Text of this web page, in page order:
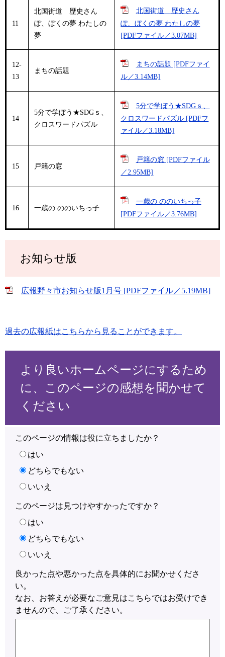
11
北国街道 歴史さん
ぽ、ぼくの夢 わたしの
夢
北国街道 歴史さん
ぽ、ぼくの夢 わたしの夢
[PDFファイル／3.07MB]
12-
13
まちの話題
まちの話題 [PDFファイ
ル／3.14MB]
14
5分で学ぼう★SDGｓ、
クロスワードパズル
5分で学ぼう★SDGｓ、
クロスワードパズル [PDFフ
ァイル／3.18MB]
15 戸籍の窓
戸籍の窓 [PDFファイル
／2.95MB]
16 一歳の ののいちっ子
一歳の ののいちっ子
[PDFファイル／3.76MB]
お知らせ版
広報野々市お知らせ版1月号 [PDFファイル／5.19MB]
過去の広報紙はこちらから見ることができます。
より良いホームページにするため
に、このページの感想を聞かせて
ください
このページの情報は役に立ちましたか？
はい
どちらでもない
いいえ
このページは見つけやすかったですか？
はい
どちらでもない
いいえ
良かった点や悪かった点を具体的にお聞かせくださ
い。
なお、お答えが必要なご意見はこちらではお受けでき
ませんので、ご了承ください。